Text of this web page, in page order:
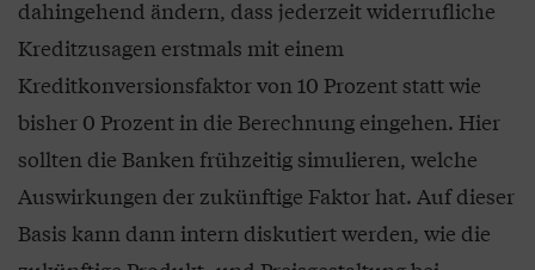
dahingehend ändern, dass jederzeit widerrufliche
Kreditzusagen erstmals mit einem
Kreditkonversionsfaktor von 10 Prozent statt wie
bisher 0 Prozent in die Berechnung eingehen. Hier
sollten die Banken frühzeitig simulieren, welche
Auswirkungen der zukünftige Faktor hat. Auf dieser
Basis kann dann intern diskutiert werden, wie die